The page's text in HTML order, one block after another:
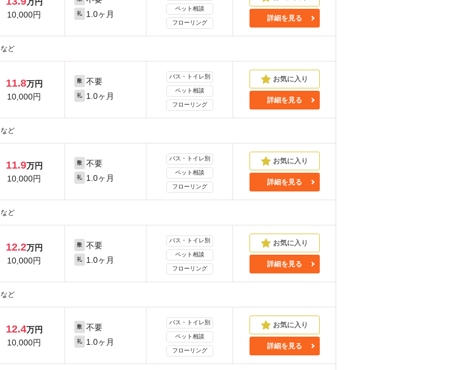
10,000円
礼 1.0ヶ月
ペット相談
フローリング
詳細を見る
など
11.8万円
10,000円
敷 不要
礼 1.0ヶ月
バス・トイレ別
ペット相談
フローリング
詳細を見る
など
11.9万円
10,000円
敷 不要
礼 1.0ヶ月
バス・トイレ別
ペット相談
フローリング
詳細を見る
など
12.2万円
10,000円
敷 不要
礼 1.0ヶ月
バス・トイレ別
ペット相談
フローリング
詳細を見る
など
12.4万円
10,000円
敷 不要
礼 1.0ヶ月
バス・トイレ別
ペット相談
フローリング
詳細を見る